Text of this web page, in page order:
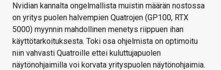
Nvidian kannalta ongelmallista muistin määrän nostossa
on yritys puolen halvempien Quatrojen (GP100, RTX
5000) myynnin mahdollinen menetys riippuen ihan
käyttötarkoituksesta. Toki osa ohjelmista on optimoitu
niin vahvasti Quatroille ettei kuluttujapuolen
näytönohjaimilla voi korvata yrityspuolen näytönohjaimia.